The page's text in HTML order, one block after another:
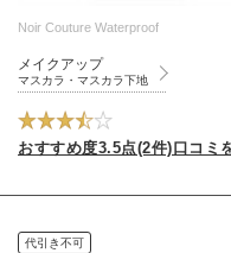
Noir Couture Waterproof
メイクアップ
マスカラ・マスカラ下地
おすすめ度3.5点(2件)口コミ
代引き不可